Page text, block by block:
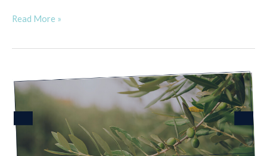
Read More »
–
Cápsulas
para
da
Pele